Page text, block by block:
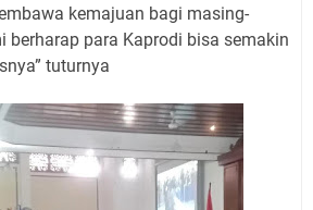
kemajuan bagi masing-
berharap para Kaprodi bisa semakin
tuturnya